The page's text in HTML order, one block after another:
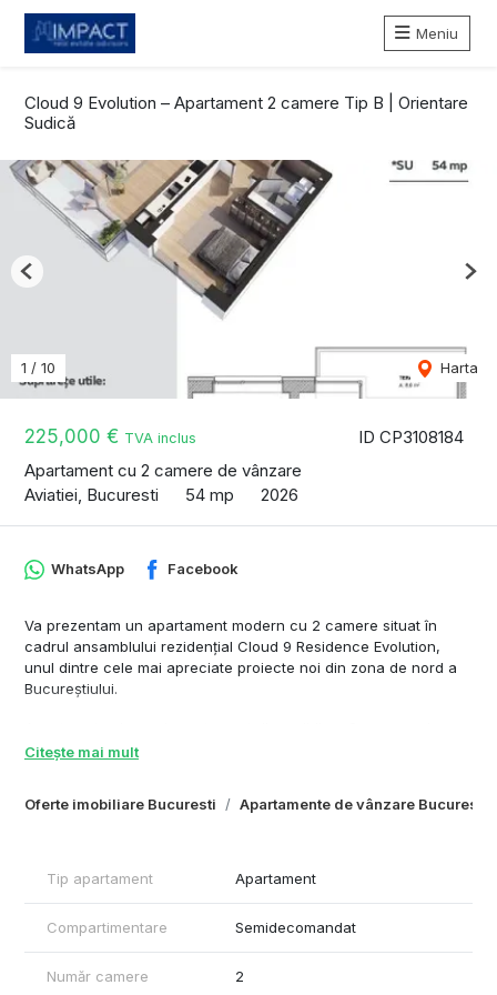
Meniu
Cloud 9 Evolution – Apartament 2 camere Tip B | Orientare
Sudică
ID CP3108184
225,000 € TVA inclus
Apartament cu 2 camere de vânzare
Aviatiei, Bucuresti
54 mp 2026
1 / 10 Harta
Previous
Oferte imobiliare Bucuresti Apartamente de vânzare Bucuresti
WhatsApp Facebook
Va prezentam un apartament modern cu 2 camere situat în
cadrul ansamblului rezidențial Cloud 9 Residence Evolution,
unul dintre cele mai apreciate proiecte noi din zona de nord a
Bucureștiului.
orientare sudică, beneficiind astfel de lumină naturală pe tot
Apartamentul este de tip B și are o compartimentare eficientă,
Suprafață utilă totală: 62 mp
Terasă: 8 mp
Locuința este ideală atât pentru rezidență proprie, cât și pentru
Citește mai mult
Tip apartament Apartament
Compartimentare Semidecomandat
Număr camere 2